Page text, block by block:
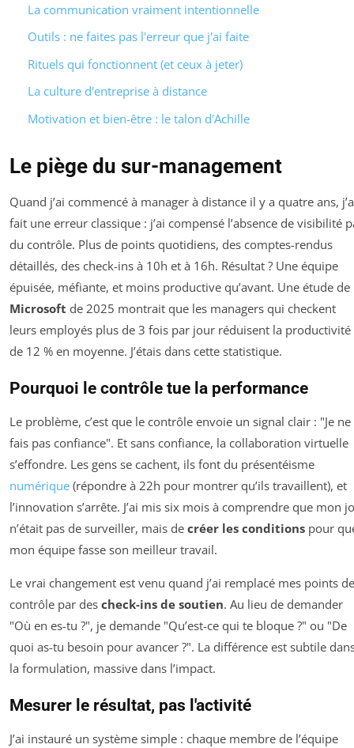
La communication vraiment intentionnelle
Outils : ne faites pas l'erreur que j'ai faite
Rituels qui fonctionnent (et ceux à jeter)
La culture d'entreprise à distance
Motivation et bien-être : le talon d'Achille
Le piège du sur-management
Quand j’ai commencé à manager à distance il y a quatre ans,
fait une erreur classique : j’ai compensé l’absence de visibilité
du contrôle. Plus de points quotidiens, des comptes-rendus
détaillés, des check-ins à 10h et à 16h. Résultat ? Une équipe
épuisée, méfiante, et moins productive qu’avant. Une étude de
Microsoft de 2025 montrait que les managers qui checkent
leurs employés plus de 3 fois par jour réduisent la productivité
de 12 % en moyenne. J’étais dans cette statistique.
Pourquoi le contrôle tue la performance
Le problème, c’est que le contrôle envoie un signal clair : "Je ne
fais pas confiance". Et sans confiance, la collaboration virtuelle
s’effondre. Les gens se cachent, ils font du présentéisme
numérique (répondre à 22h pour montrer qu’ils travaillent), et
l’innovation s’arrête. J’ai mis six mois à comprendre que mon
n’était pas de surveiller, mais de créer les conditions pour
mon équipe fasse son meilleur travail.
Le vrai changement est venu quand j’ai remplacé mes points de
contrôle par des check-ins de soutien. Au lieu de demander
"Où en es-tu ?", je demande "Qu’est-ce qui te bloque ?" ou "De
quoi as-tu besoin pour avancer ?". La différence est subtile
la formulation, massive dans l’impact.
Mesurer le résultat, pas l'activité
J’ai instauré un système simple : chaque membre de l’équipe